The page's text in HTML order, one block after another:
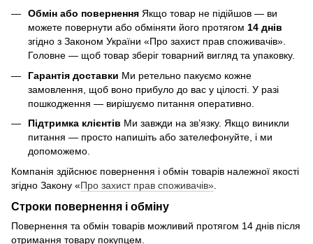
Обмін або повернення Якщо товар не підійшов — ви
можете повернути або обміняти його протягом 14 днів
згідно з Законом України «Про захист прав споживачів».
Головне — щоб товар зберіг товарний вигляд та упаковку.
Гарантія доставки Ми ретельно пакуємо кожне
замовлення, щоб воно прибуло до вас у цілості. У разі
пошкодження — вирішуємо питання оперативно.
Підтримка клієнтів Ми завжди на зв’язку. Якщо виникли
питання — просто напишіть або зателефонуйте, і ми
допоможемо.
Компанія здійснює повернення і обмін товарів належної якості
згідно Закону «Про захист прав споживачів»
Строки повернення і обміну
Повернення та обмін товарів можливий протягом 14 днів після
отримання товару покупцем.